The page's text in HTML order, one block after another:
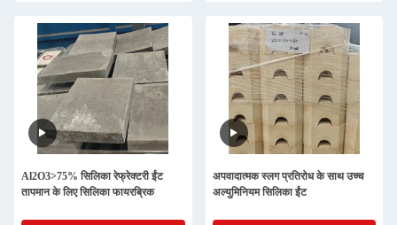
Al2O3>75% सिलिका रेफ्रेक्टरी ईंट
तापमान के लिए सिलिका फायरब्रिक
अपवादात्मक स्लग प्रतिरोध के साथ उच्च
अल्युमिनियम सिलिका ईंट